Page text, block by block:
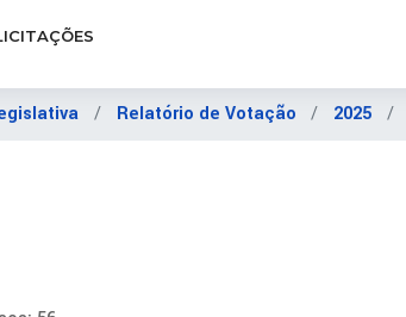
Relatório de Votação 2025